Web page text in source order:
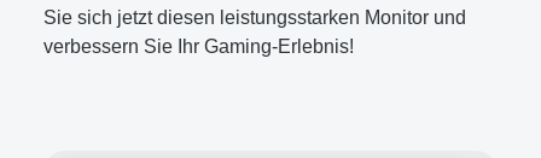
Sie sich jetzt diesen leistungsstarken Monitor und
verbessern Sie Ihr Gaming-Erlebnis!